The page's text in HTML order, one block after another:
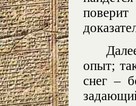
опыт;
снег –